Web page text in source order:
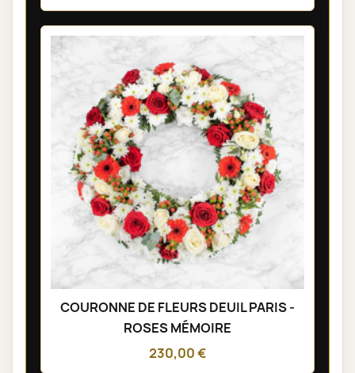
COURONNE DE FLEURS DEUIL PARIS -
ROSES MÉMOIRE
230,00 €